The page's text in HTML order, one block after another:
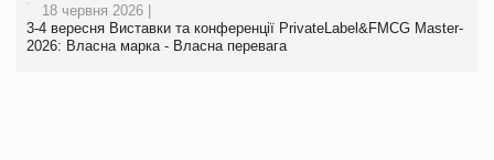
18 червня 2026 |
3-4 вересня Виставки та конференції PrivateLabel&FMCG Master-
2026: Власна марка - Власна перевага